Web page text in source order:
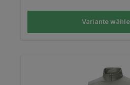
Variante